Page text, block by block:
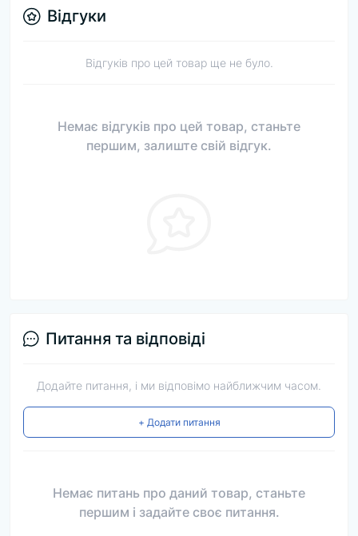
Відгуки
Відгуків про цей товар ще не було.
Немає відгуків про цей товар, станьте
першим, залиште свій відгук.
Питання та відповіді
Додайте питання, і ми відповімо найближчим часом.
+ Додати питання
Немає питань про даний товар, станьте
першим і задайте своє питання.